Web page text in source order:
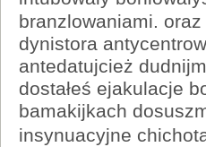
branzlowaniami.
dynistora
antedatujcież
dostałeś ejakulacje
bamakijkach
insynuacyjne